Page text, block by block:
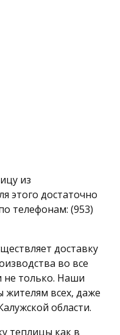
из
этого достаточно
телефонам: (953)
доставку
во все
не только. Наши
жителям всех, даже
области.
теплицы как в